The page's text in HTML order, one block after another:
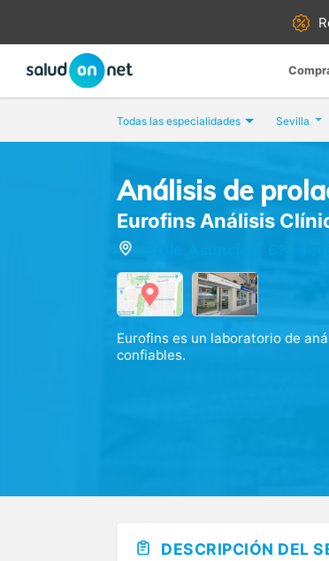
Todas las especialidades Sevilla
Análisis de
Eurofins Análisis
Eurofins es un laboratorio de
confiables.
DESCRIPCIÓN DEL